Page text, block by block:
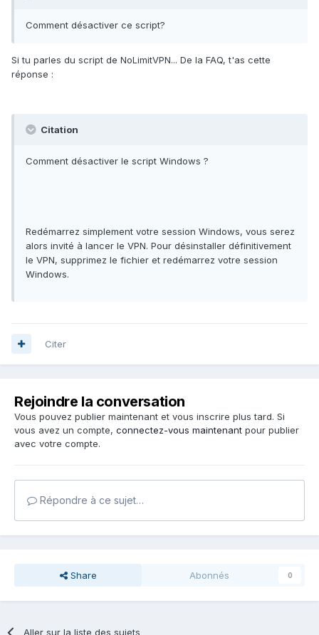
Comment désactiver ce script?
Si tu parles du script de NoLimitVPN... De la FAQ, t'as cette
réponse :
Citation
Comment désactiver le script Windows ?
Redémarrez simplement votre session Windows, vous serez
alors invité à lancer le VPN. Pour désinstaller définitivement
le VPN, supprimez le fichier et redémarrez votre session
Windows.
Citer
Rejoindre la conversation
Vous pouvez publier maintenant et vous inscrire plus tard. Si
vous avez un compte, connectez-vous maintenant pour publier
avec votre compte.
Répondre à ce sujet…
Share Abonnés 0
Aller sur la liste des sujets